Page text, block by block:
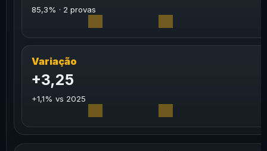
85,3% · 2 provas
Variação
+3,25
+1,1% vs 2025